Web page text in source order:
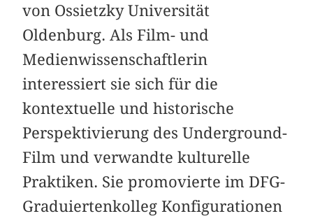
von Ossietzky Universität
Oldenburg. Als Film- und
Medienwissenschaftlerin
interessiert sie sich für die
kontextuelle und historische
Perspektivierung des Underground-
Film und verwandte kulturelle
Praktiken. Sie promovierte im DFG-
Graduiertenkolleg Konfigurationen